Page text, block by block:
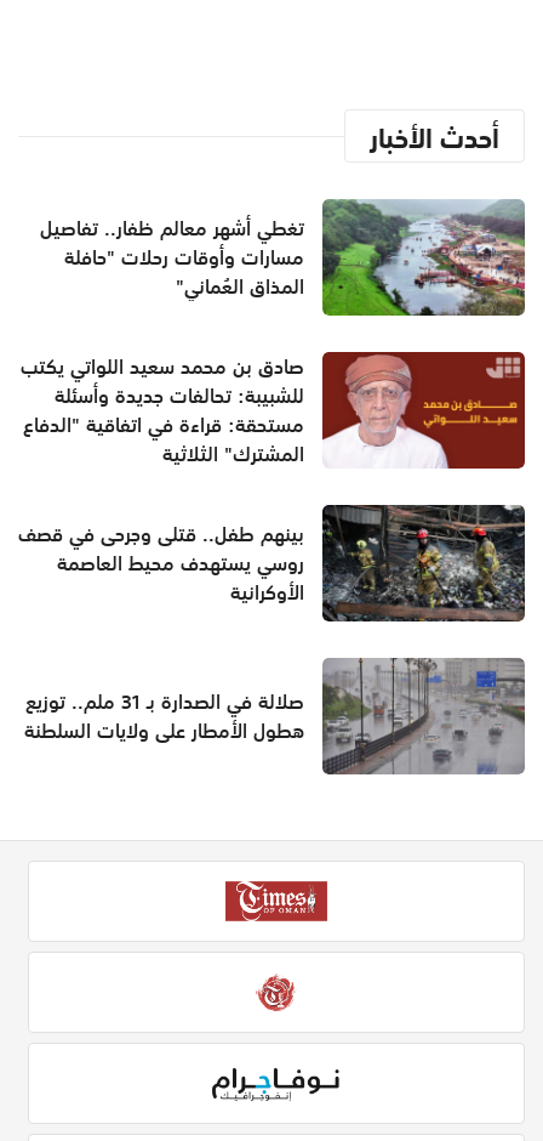
أحدث الأخبار
تغطي أشهر معالم ظفار.. تفاصيل
مسارات وأوقات رحلات "حافلة
المذاق العُماني"
صادق بن محمد سعيد اللواتي يكتب
للشبيبة: تحالفات جديدة وأسئلة
مستحقة: قراءة في اتفاقية "الدفاع
المشترك" الثلاثية
بينهم طفل.. قتلى وجرحى في قصف
روسي يستهدف محيط العاصمة
الأوكرانية
صلالة في الصدارة بـ 31 ملم.. توزيع
هطول الأمطار على ولايات السلطنة